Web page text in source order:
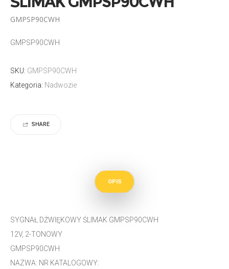
GMPSP90CWH
GMPSP90CWH
SKU: GMPSP90CWH
Kategoria: Nadwozie
SHARE
OPIS
SYGNAŁ DŹWIĘKOWY ŚLIMAK GMPSP90CWH
12V, 2-TONOWY
GMPSP90CWH
NAZWA: NR KATALOGOWY: